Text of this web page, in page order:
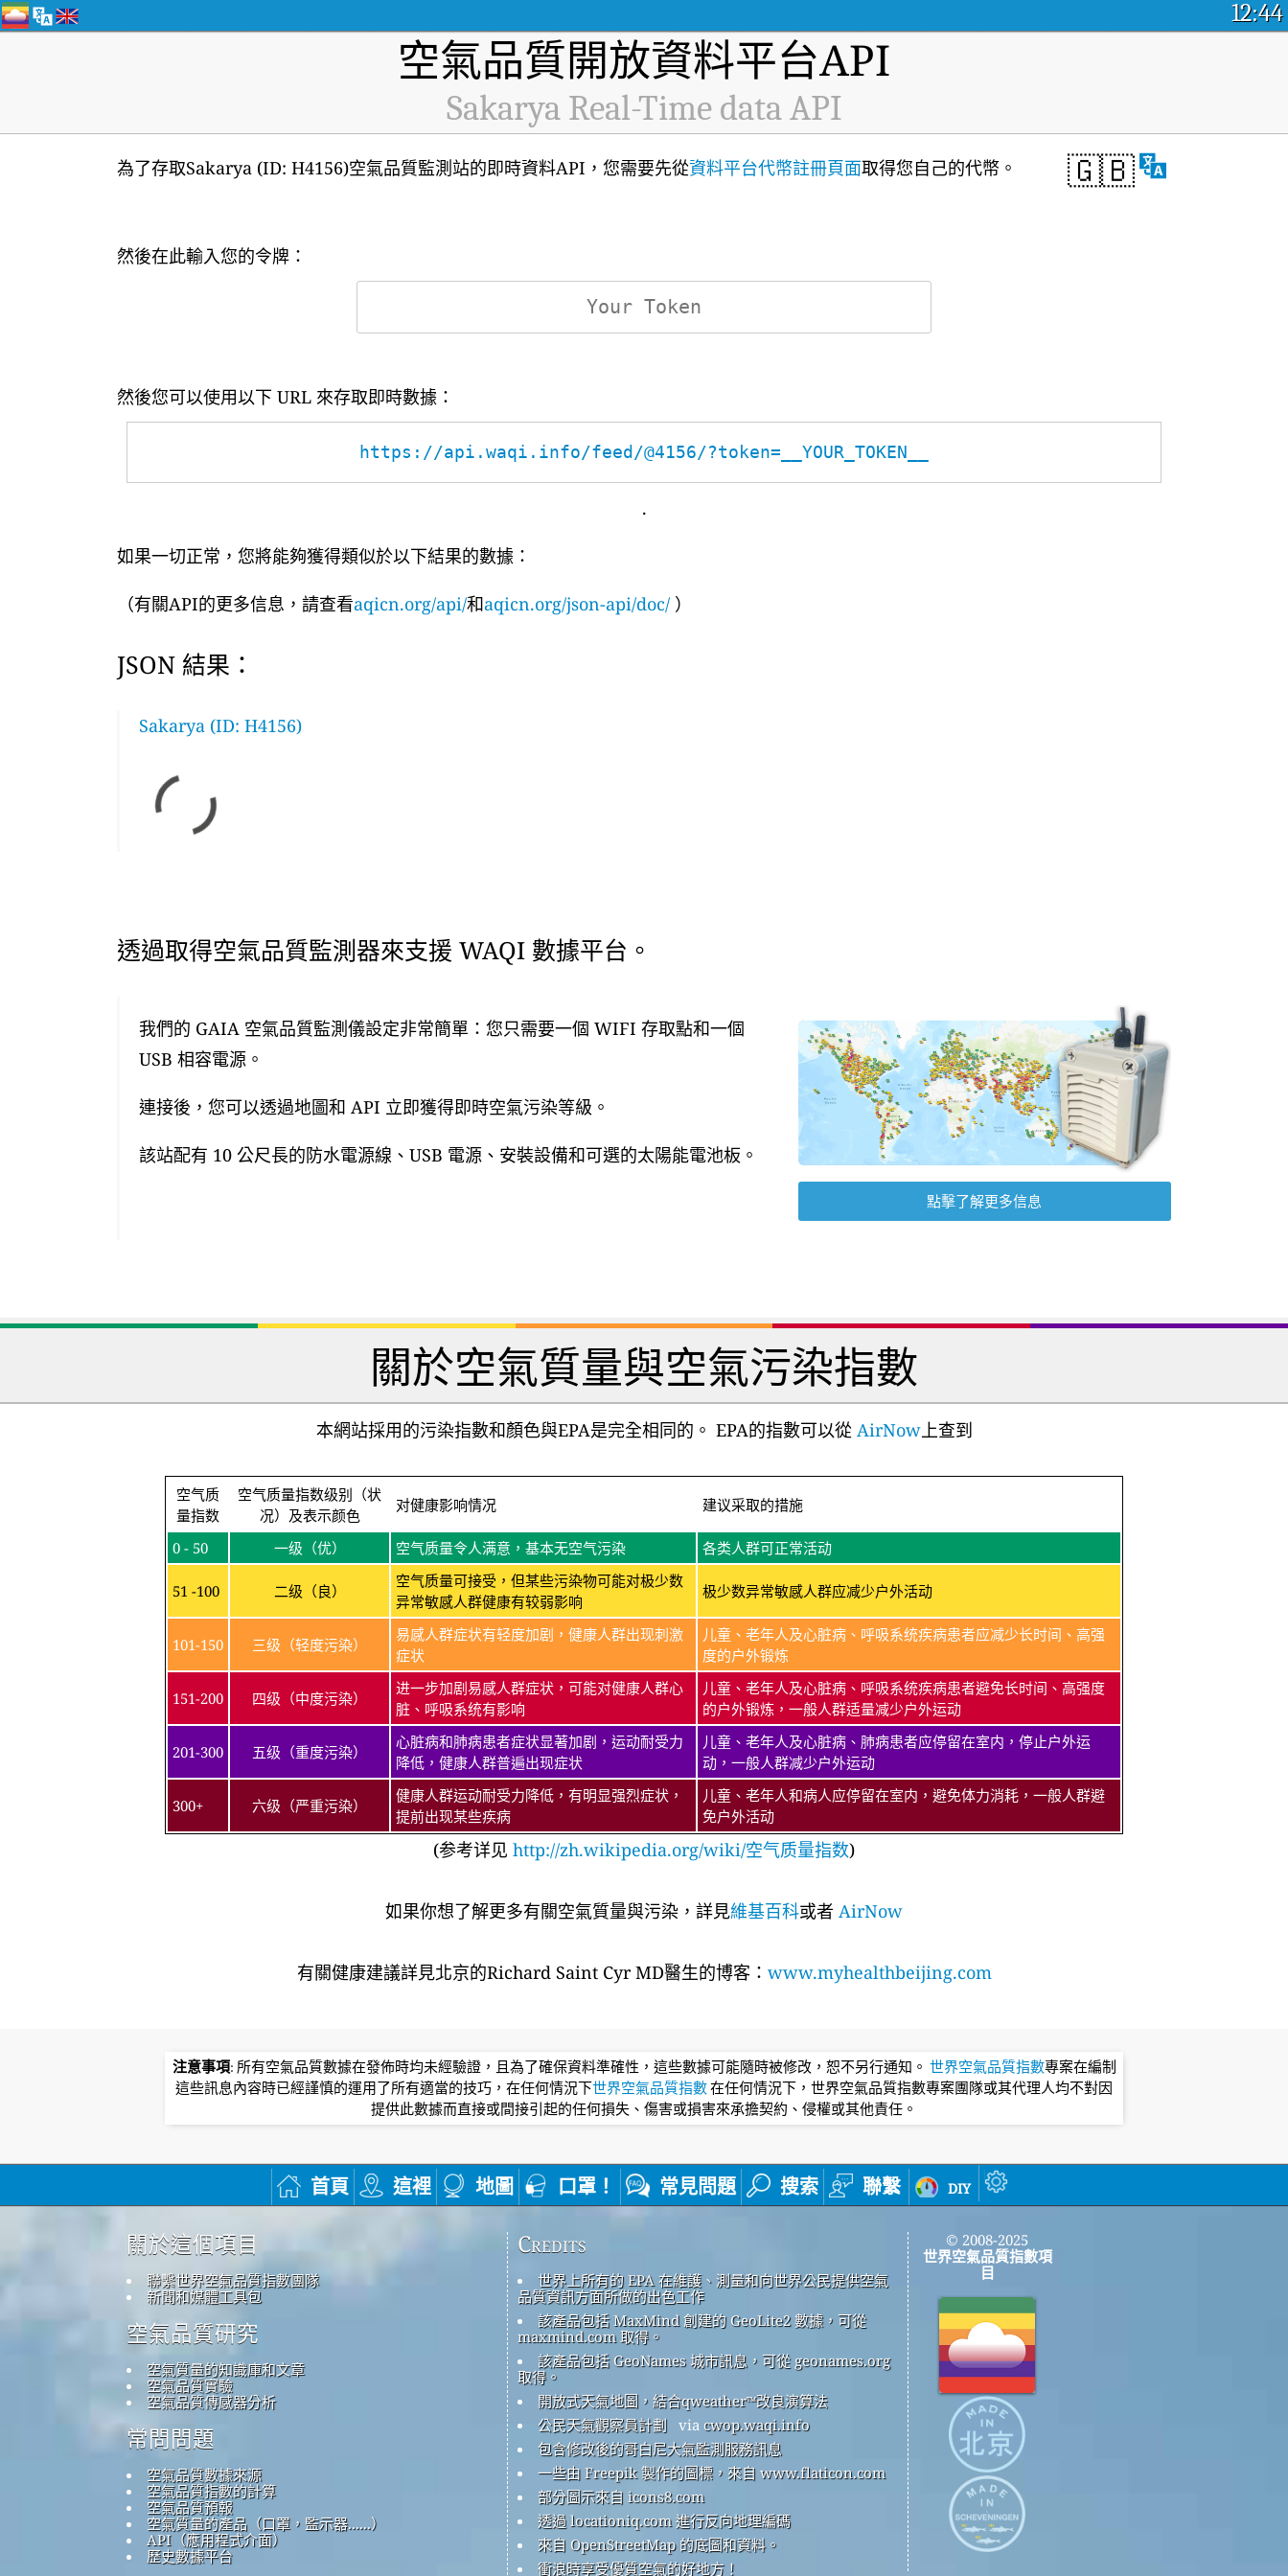
12:44
空氣品質開放資料平台API
Sakarya Real-Time data API
🇬🇧
為了存取Sakarya (ID: H4156)空氣品質監測站的即時資料API，您需要先從資料平台代幣註冊頁面取得您自己的代幣。
然後在此輸入您的令牌：
然後您可以使用以下 URL 來存取即時數據：
https://api.waqi.info/feed/@4156/?token=__YOUR_TOKEN__
.
如果一切正常，您將能夠獲得類似於以下結果的數據：
（有關API的更多信息，請查看aqicn.org/api/和aqicn.org/json-api/doc/ ）
JSON 結果：
Sakarya (ID: H4156)
透過取得空氣品質監測器來支援 WAQI 數據平台。
我們的 GAIA 空氣品質監測儀設定非常簡單：您只需要一個 WIFI 存取點和一個
USB 相容電源。
連接後，您可以透過地圖和 API 立即獲得即時空氣污染等級。
該站配有 10 公尺長的防水電源線、USB 電源、安裝設備和可選的太陽能電池板。
點擊了解更多信息
關於空氣質量與空氣污染指數
本網站採用的污染指數和顏色與EPA是完全相同的。 EPA的指數可以從AirNow上查到
空气质
量指数
空气质量指数级别（状
况）及表示颜色
对健康影响情况 建议采取的措施
0 - 50 一级（优） 空气质量令人满意，基本无空气污染 各类人群可正常活动
51 -100 二级（良）
空气质量可接受，但某些污染物可能对极少数
异常敏感人群健康有较弱影响
极少数异常敏感人群应减少户外活动
101-150 三级（轻度污染）
易感人群症状有轻度加剧，健康人群出现刺激
症状
儿童、老年人及心脏病、呼吸系统疾病患者应减少长时间、高强
度的户外锻炼
151-200 四级（中度污染）
进一步加剧易感人群症状，可能对健康人群心
脏、呼吸系统有影响
儿童、老年人及心脏病、呼吸系统疾病患者避免长时间、高强度
的户外锻炼，一般人群适量减少户外运动
201-300 五级（重度污染）
心脏病和肺病患者症状显著加剧，运动耐受力
降低，健康人群普遍出现症状
儿童、老年人及心脏病、肺病患者应停留在室内，停止户外运
动，一般人群减少户外运动
300+ 六级（严重污染）
健康人群运动耐受力降低，有明显强烈症状，
提前出现某些疾病
儿童、老年人和病人应停留在室内，避免体力消耗，一般人群避
免户外活动
(参考详见 http://zh.wikipedia.org/wiki/空气质量指数)
如果你想了解更多有關空氣質量與污染，詳見維基百科或者 AirNow
有關健康建議詳​​見北京的Richard Saint Cyr MD醫生的博客： www.myhealthbeijing.com
注意事項: 所有空氣品質數據在發佈時均未經驗證，且為了確保資料準確性，這些數據可能隨時被修改，恕不另行通知。 世界空氣品質指數專案在編制
這些訊息內容時已經謹慎的運用了所有適當的技巧，在任何情況下世界空氣品質指數在任何情況下，世界空氣品質指數專案團隊或其代理人均不對因
提供此數據而直接或間接引起的任何損失、傷害或損害來承擔契約、侵權或其他責任。
首頁 這裡 地圖 口罩！ 常見問題 搜索 聯繫 diy
關於這個項目
聯繫世界空氣品質指數團隊
新聞和媒體工具包
空氣品質研究
空氣質量的知識庫和文章
空氣品質實驗
空氣品質傳感器分析
常問問題
空氣品質數據來源
空氣品質指數的計算
空氣品質預報
空氣質量的產品（口罩，監示器......）
API（應用程式介面）
歷史數據平台
Credits
世界上所有的 EPA 在維護、測量和向世界公民提供空氣
品質資訊方面所做的出色工作
該產品包括 MaxMind 創建的 GeoLite2 數據，可從
maxmind.com 取得。
該產品包括 GeoNames 城市訊息，可從 geonames.org
取得。
開放式天氣地圖，結合qweather™改良演算法
公民天氣觀察員計劃 via cwop.waqi.info
包含修改後的哥白尼大氣監測服務訊息
一些由 Freepik 製作的圖標，來自 www.flaticon.com
部分圖示來自 icons8.com
透過 locationiq.com 進行反向地理編碼
來自 OpenStreetMap 的底圖和資料。
衝浪時享受優質空氣的好地方！
© 2008-2025
世界空氣品質指數項
目